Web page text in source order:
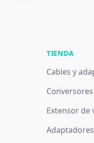
TIENDA
Cables y
Conversores
Extensor de